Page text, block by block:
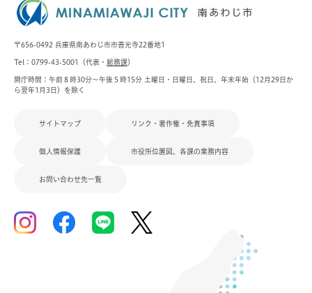
〒656-0492 兵庫県南あわじ市市善光寺22番地1
Tel：0799-43-5001（代表・ 総務課）
開庁時間：午前８時30分～午後５時15分 土曜日・日曜日、祝日、年末年始（12月29日か
ら翌年1月3日）を除く
サイトマップ リンク・著作権・免責事項
個人情報保護 市役所位置図、各課の業務内容
お問い合わせ先一覧